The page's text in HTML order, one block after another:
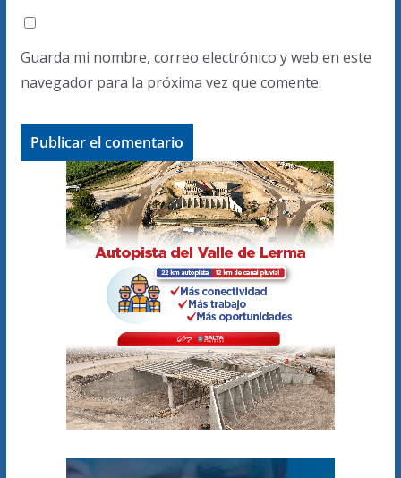
Guarda mi nombre, correo electrónico y web en este
navegador para la próxima vez que comente.